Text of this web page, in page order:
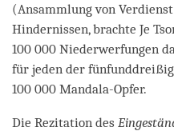
(Ansammlung von
Hindernissen, brachte Je
100 000 Niederwerfungen
für jeden der
100 000 Mandala-Opfer.
Die Rezitation des